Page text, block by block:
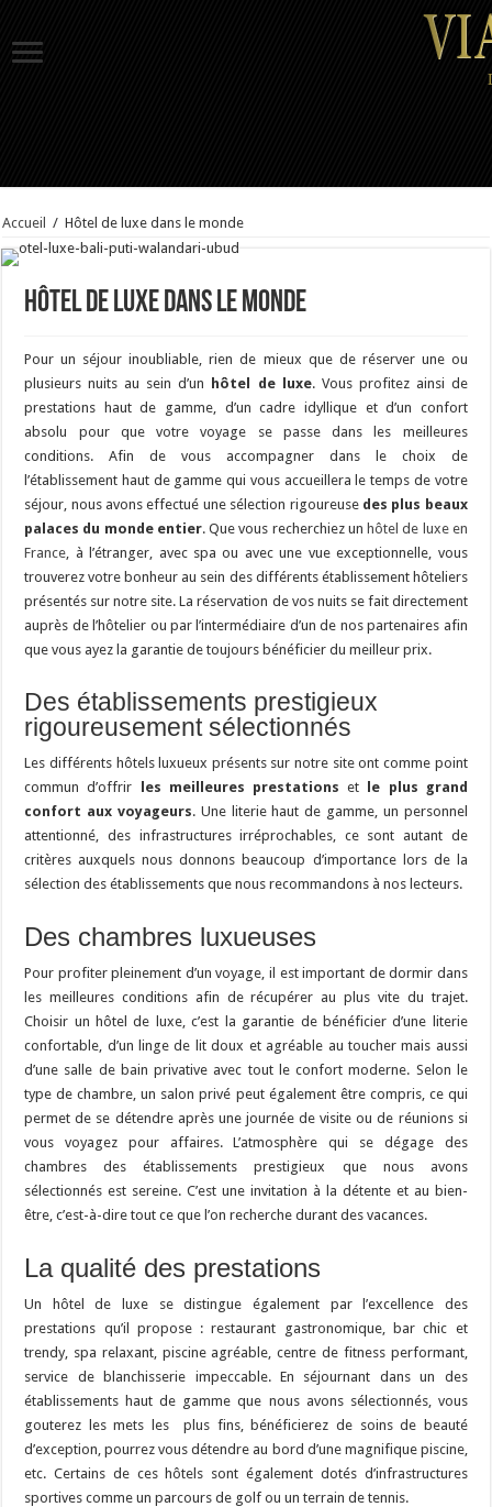
Accueil / Hôtel de luxe dans le monde
Hôtel de luxe dans le monde
Pour un séjour inoubliable, rien de mieux que de réserver une ou
plusieurs nuits au sein d’un
hôtel de luxe. Vous profitez ainsi de
prestations haut de gamme, d’un cadre idyllique et d’un confort
absolu pour que votre voyage se passe dans les meilleures
conditions. Afin de vous accompagner dans le choix de
l’établissement haut de gamme qui vous accueillera le temps de votre
séjour, nous avons effectué une sélection rigoureuse des plus beaux
palaces du monde entier. Que vous recherchiez un hôtel de luxe en
France, à l’étranger, avec spa ou avec une vue exceptionnelle, vous
trouverez votre bonheur au sein des différents établissement hôteliers
présentés sur notre site. La réservation de vos nuits se fait directement
auprès de l’hôtelier ou par l’intermédiaire d’un de nos partenaires afin
que vous ayez la garantie de toujours bénéficier du meilleur prix.
Des établissements prestigieux
rigoureusement sélectionnés
Les différents hôtels luxueux présents sur notre site ont comme point
commun d’offrir
les meilleures prestations et
le plus grand
confort aux voyageurs. Une literie haut de gamme, un personnel
attentionné, des infrastructures irréprochables, ce sont autant de
critères auxquels nous donnons beaucoup d’importance lors de la
sélection des établissements que nous recommandons à nos lecteurs.
Des chambres luxueuses
Pour profiter pleinement d’un voyage, il est important de dormir dans
les meilleures conditions afin de récupérer au plus vite du trajet.
Choisir un hôtel de luxe, c’est la garantie de bénéficier d’une literie
confortable, d’un linge de lit doux et agréable au toucher mais aussi
d’une salle de bain privative avec tout le confort moderne. Selon le
type de chambre, un salon privé peut également être compris, ce qui
permet de se détendre après une journée de visite ou de réunions si
vous voyagez pour affaires. L’atmosphère qui se dégage des
chambres des établissements prestigieux que nous avons
sélectionnés est sereine. C’est une invitation à la détente et au bien-
être, c’est-à-dire tout ce que l’on recherche durant des vacances.
La qualité des prestations
Un hôtel de luxe se distingue également par l’excellence des
prestations qu’il propose : restaurant gastronomique, bar chic et
trendy, spa relaxant, piscine agréable, centre de fitness performant,
service de blanchisserie impeccable. En séjournant dans un des
établissements haut de gamme que nous avons sélectionnés, vous
gouterez les mets les plus fins, bénéficierez de soins de beauté
d’exception, pourrez vous détendre au bord d’une magnifique piscine,
etc. Certains de ces hôtels sont également dotés d’infrastructures
sportives comme un parcours de golf ou un terrain de tennis.